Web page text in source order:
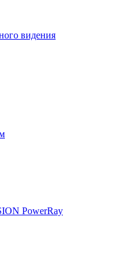
видения
PowerRay